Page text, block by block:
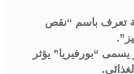
تعرف باسم “نقص
“بورفيريا” يؤثر